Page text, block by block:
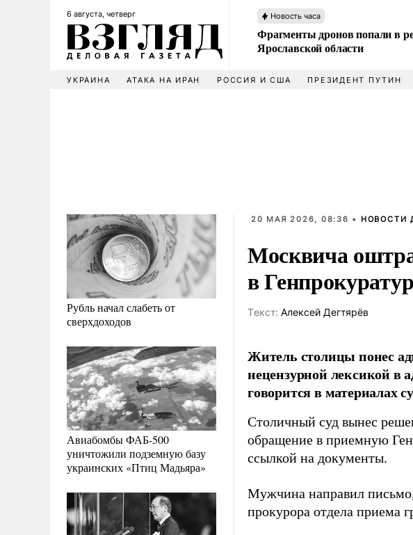
6 августа, четверг Новость часа
Фрагменты дронов попали в
Ярославской области
УКРАИНА АТАКА НА ИРАН РОССИЯ И США ПРЕЗИДЕНТ ПУТИН
Рубль начал слабеть от
сверхдоходов
Авиабомбы ФАБ-500
уничтожили подземную базу
украинских «Птиц Мадьяра»
20 МАЯ 2026, 08:36 • НОВОСТИ
Москвича
в
Tекст: Алексей Дегтярёв
Житель столицы понес
нецензурной лексикой в
говорится в материалах
Столичный суд вынес
обращение в приемную
ссылкой на документы.
Мужчина направил
прокурора отдела приема